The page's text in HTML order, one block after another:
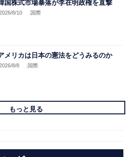
国株式市場暴落が李在明政権を直撃
8/10 .国際
メリカは日本の憲法をどうみるのか
8/8 .国際
もっと見る